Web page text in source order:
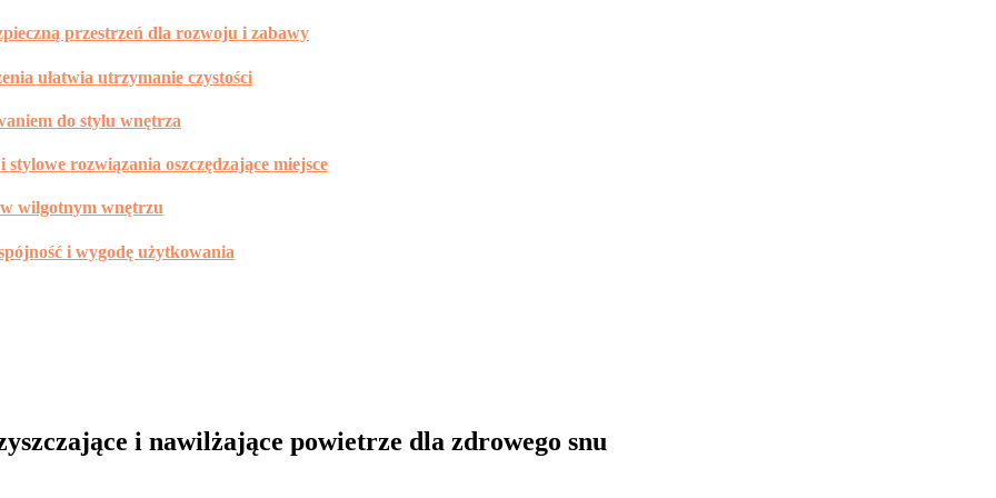
przestrzeń dla rozwoju i zabawy
ułatwia utrzymanie czystości
do stylu wnętrza
rozwiązania oszczędzające miejsce
wilgotnym wnętrzu
i wygodę użytkowania
i nawilżające powietrze dla zdrowego snu